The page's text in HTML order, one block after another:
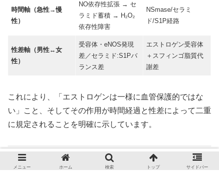
時間軸（急性→慢
性）
NO依存性拡張 → セ
ラミド蓄積 → H₂O₂
依存性障害
NSmase/セラミ
ド/S1P経路
性差軸（男性↔女
性）
受容体・eNOS発現
差／セラミド:S1Pバ
ランス差
エストロゲン受容体
＋スフィンゴ脂質代
謝差
これにより、「エストロゲンは一様に血管保護的ではな
い」こと、そしてその作用が時間経過と性差によって二重
に規定されることを明確に示しています。
したがって、この論文は明確に
メニュー ホーム 検索 トップ サイドバー